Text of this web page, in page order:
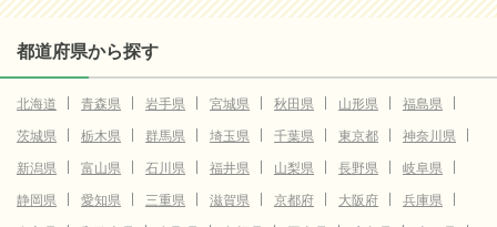
都道府県から探す
北海道 青森県 岩手県 宮城県 秋田県 山形県
福島県
茨城県
栃木県 群馬県 埼玉県 千葉県 東京都
神奈川県
新潟県
富山県 石川県 福井県 山梨県 長野県
岐阜県
静岡県
愛知県 三重県 滋賀県 京都府 大阪府
兵庫県